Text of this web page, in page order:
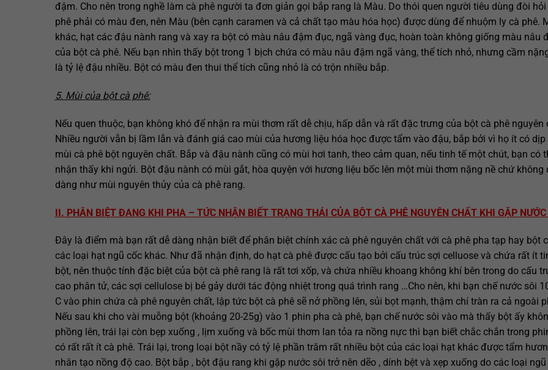
đậm. Cho nên trong nghề làm cà phê người ta đơn giản gọi bắp rang là Màu. Do thói quen người tiêu dùng đòi hỏi
phê phải có màu đen, nên Màu (bên cạnh caramen và cả chất tạo màu hóa học) được dùng để nhuộm ly cà phê.
khác, hạt các đậu nành rang và xay ra bột có màu nâu đậm đục, ngã vàng đục, hoàn toàn không giống màu nâu
của bột cà phê. Nếu bạn nhìn thấy bột trong 1 bịch chứa có màu nâu đậm ngã vàng, thể tích nhỏ, nhưng cầm
là tỷ lệ đậu nhiều. Bột có màu đen thui thể tích cũng nhỏ là có trộn nhiều bắp.
5. Mùi của bột cà phê:
Nếu quen thuộc, bạn không khó để nhận ra mùi thơm rất dễ chịu, hấp dẫn và rất đặc trưng của bột cà phê nguyên
Nhiều người vẫn bị lầm lẫn và đánh giá cao mùi của hương liệu hóa học được tẩm vào đậu, bắp bởi vì họ ít có
mùi cà phê bột nguyên chất. Bắp và đậu nành cũng có mùi hơi tanh, theo cảm quan, nếu tinh tế một chút, bạn có
nhận thấy khi ngửi. Bột đậu nành có mùi gắt, hòa quyện với hương liệu bốc lên một mùi thơm nặng nề chứ không
dàng như mùi nguyên thủy của cà phê rang.
II. PHÂN BIỆT ĐANG KHI PHA – TỨC NHẬN BIẾT TRẠNG THÁI CỦA BỘT CÀ PHÊ NGUYÊN CHẤT KHI GẶP NƯỚC
Đây là điểm mà bạn rất dễ dàng nhận biết để phân biệt chính xác cà phê nguyên chất với cà phê pha tạp hay bột
các loại hạt ngũ cốc khác. Như đã nhận định, do hạt cà phê được cấu tạo bởi cấu trúc sợi celluose và chứa rất ít
bột, nên thuộc tính đặc biệt của bột cà phê rang là rất tơi xốp, và chứa nhiều khoang không khí bên trong do cấu
cao phân tử, các sợi cellulose bị bẻ gảy dưới tác động nhiệt trong quá trình rang …Cho nên, khi bạn chế nước sôi
C vào phin chứa cà phê nguyên chất, lập tức bột cà phê sẽ nở phồng lên, sủi bọt mạnh, thậm chí tràn ra cả ngoài
Nếu sau khi cho vài muỗng bột (khoảng 20-25g) vào 1 phin pha cà phê, bạn chế nước sôi vào mà thấy bột ấy
phồng lên, trái lại còn bẹp xuống , lịm xuống và bốc mùi thơm lan tỏa ra nồng nực thì bạn biết chắc chắn trong
có rất rất ít cà phê. Trái lại, trong loại bột nầy có tỷ lệ phần trăm rất nhiều bột của các loại hạt khác được tẩm
nhân tạo nồng độ cao. Bột bắp , bột đậu rang khi gặp nước sôi trở nên dẽo , dính bệt và xẹp xuống do các loại ngũ